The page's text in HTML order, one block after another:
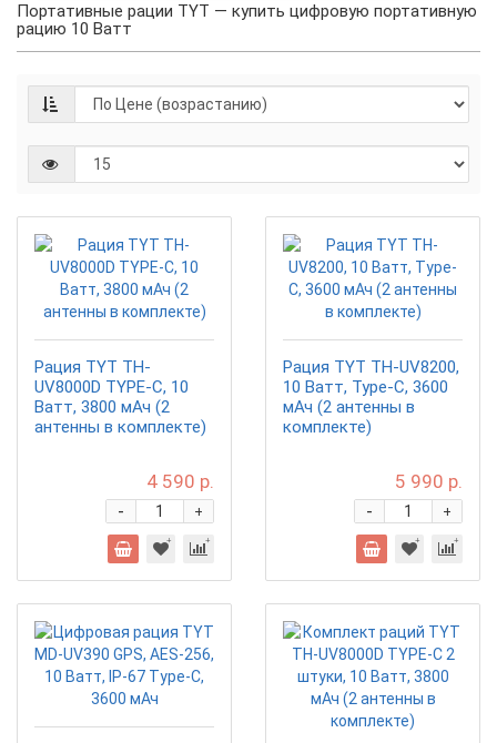
Портативные рации TYT — купить цифровую портативную
рацию 10 Ватт
Рация TYT TH-
UV8000D TYPE-C, 10
Ватт, 3800 мАч (2
антенны в комплекте)
4 590 р.
+
-
Рация TYT TH-UV8200,
10 Ватт, Type-C, 3600
мАч (2 антенны в
комплекте)
5 990 р.
+
-